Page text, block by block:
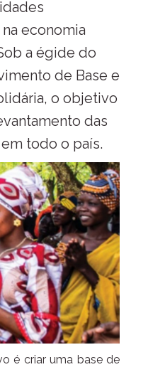
economia
a égide do
de Base e
o objetivo
das
todo o país.
é criar uma base de